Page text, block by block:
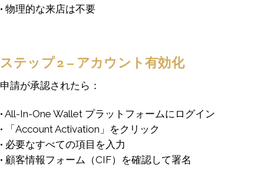
• 物理的な来店は不要
ステップ 2 – アカウント有効化
申請が承認されたら：
• All-In-One Wallet プラットフォームにログイン
• 「Account Activation」をクリック
• 必要なすべての項目を入力
• 顧客情報フォーム（CIF）を確認して署名